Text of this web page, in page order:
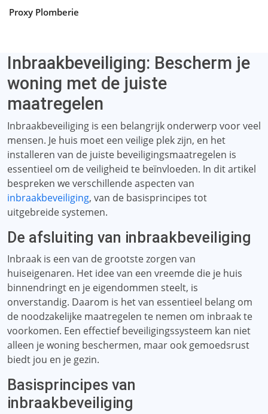
Proxy Plomberie
Inbraakbeveiliging: Bescherm je
woning met de juiste
maatregelen
Inbraakbeveiliging is een belangrijk onderwerp voor veel
mensen. Je huis moet een veilige plek zijn, en het
installeren van de juiste beveiligingsmaatregelen is
essentieel om de veiligheid te beïnvloeden. In dit artikel
bespreken we verschillende aspecten van
inbraakbeveiliging, van de basisprincipes tot
uitgebreide systemen.
De afsluiting van inbraakbeveiliging
Inbraak is een van de grootste zorgen van
huiseigenaren. Het idee van een vreemde die je huis
binnendringt en je eigendommen steelt, is
onverstandig. Daarom is het van essentieel belang om
de noodzakelijke maatregelen te nemen om inbraak te
voorkomen. Een effectief beveiligingssysteem kan niet
alleen je woning beschermen, maar ook gemoedsrust
biedt jou en je gezin.
Basisprincipes van
inbraakbeveiliging